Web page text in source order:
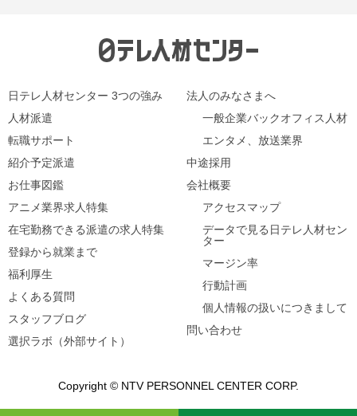
日テレ人材センター 3つの強み
人材派遣
転職サポート
紹介予定派遣
お仕事図鑑
アニメ業界求人特集
在宅勤務できる派遣の求人特集
登録から就業まで
福利厚生
よくある質問
スタッフブログ
選択ラボ（外部サイト）
法人のみなさまへ
一般企業バックオフィス人材
エンタメ、放送業界
中途採用
会社概要
アクセスマップ
データで見る日テレ人材セン
ター
マージン率
行動計画
個人情報の扱いにつきまして
問い合わせ
Copyright © NTV PERSONNEL CENTER CORP.